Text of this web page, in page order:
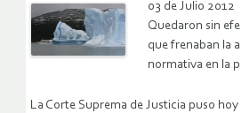
03 de Julio 2012
Quedaron sin
que frenaban la
normativa en la
La Corte Suprema de Justicia puso